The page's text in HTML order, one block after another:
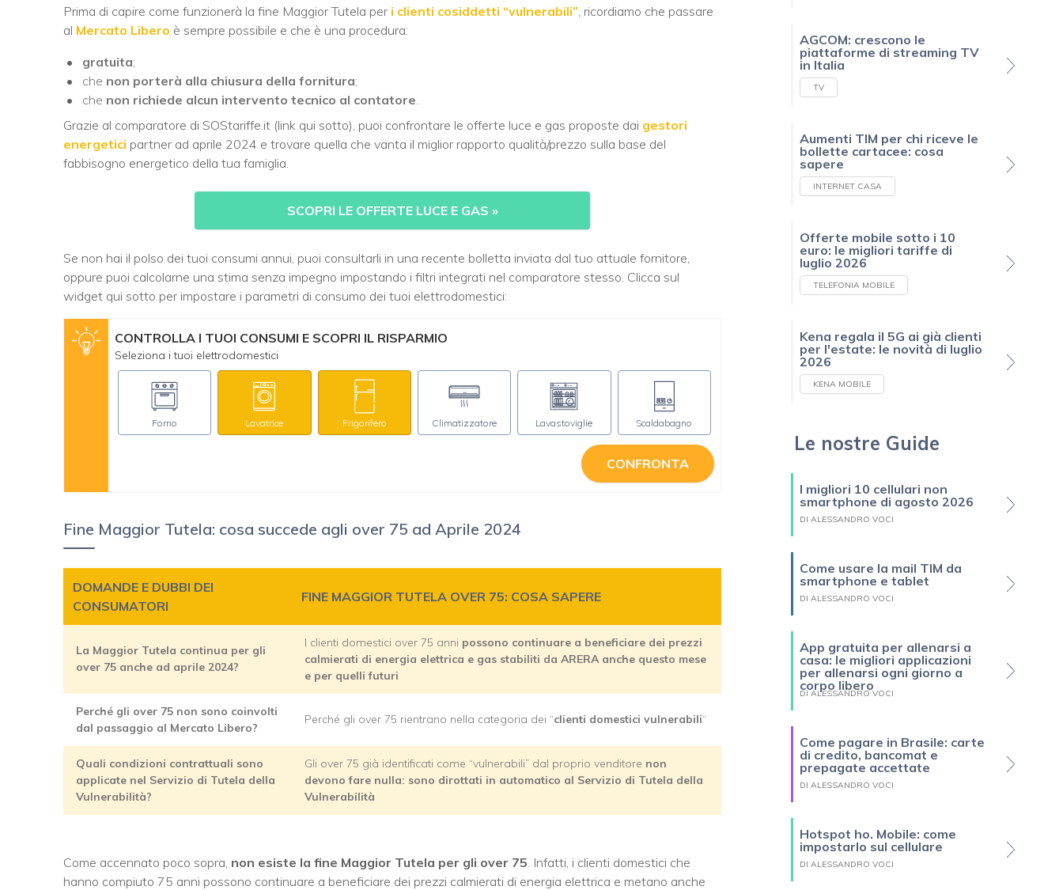
Prima di capire come funzionerà la fine Maggior Tutela per i clienti cosiddetti “vulnerabili”, ricordiamo che passare
al Mercato Libero è sempre possibile e che è una procedura:
gratuita;
che non porterà alla chiusura della fornitura;
che non richiede alcun intervento tecnico al contatore.
Grazie al comparatore di SOStariffe.it (link qui sotto), puoi confrontare le offerte luce e gas proposte dai gestori
energetici partner ad aprile 2024 e trovare quella che vanta il miglior rapporto qualità/prezzo sulla base del
fabbisogno energetico della tua famiglia.
SCOPRI LE OFFERTE LUCE E GAS »
Se non hai il polso dei tuoi consumi annui, puoi consultarli in una recente bolletta inviata dal tuo attuale fornitore,
oppure puoi calcolarne una stima senza impegno impostando i filtri integrati nel comparatore stesso. Clicca sul
widget qui sotto per impostare i parametri di consumo dei tuoi elettrodomestici:
CONTROLLA I TUOI CONSUMI E SCOPRI IL RISPARMIO
Seleziona i tuoi elettrodomestici
Forno Lavatrice Frigorifero Climatizzatore Lavastoviglie Scaldabagno
CONFRONTA
Fine Maggior Tutela: cosa succede agli over 75 ad Aprile 2024
DOMANDE E DUBBI DEI
CONSUMATORI
FINE MAGGIOR TUTELA OVER 75: COSA SAPERE
La Maggior Tutela continua per gli
over 75 anche ad aprile 2024?
I clienti domestici over 75 anni possono continuare a beneficiare dei prezzi
calmierati di energia elettrica e gas stabiliti da ARERA anche questo mese
e per quelli futuri
Perché gli over 75 non sono coinvolti
dal passaggio al Mercato Libero?
Perché gli over 75 rientrano nella categoria dei “clienti domestici vulnerabili“
Quali condizioni contrattuali sono
applicate nel Servizio di Tutela della
Vulnerabilità?
Gli over 75 già identificati come “vulnerabili” dal proprio venditore non
devono fare nulla: sono dirottati in automatico al Servizio di Tutela della
Vulnerabilità
Come accennato poco sopra, non esiste la fine Maggior Tutela per gli over 75 . Infatti, i clienti domestici che
hanno compiuto 75 anni possono continuare a beneficiare dei prezzi calmierati di energia elettrica e metano anche
AGCOM: crescono le
piattaforme di streaming TV
in Italia
TV
Aumenti TIM per chi riceve le
bollette cartacee: cosa
sapere
INTERNET CASA
Offerte mobile sotto i 10
euro: le migliori tariffe di
luglio 2026
TELEFONIA MOBILE
Kena regala il 5G ai già clienti
per l'estate: le novità di luglio
2026
KENA MOBILE
Le nostre Guide
I migliori 10 cellulari non
smartphone di agosto 2026
DI ALESSANDRO VOCI
Come usare la mail TIM da
smartphone e tablet
DI ALESSANDRO VOCI
App gratuita per allenarsi a
casa: le migliori applicazioni
per allenarsi ogni giorno a
corpo libero
DI ALESSANDRO VOCI
Come pagare in Brasile: carte
di credito, bancomat e
prepagate accettate
DI ALESSANDRO VOCI
Hotspot ho. Mobile: come
impostarlo sul cellulare
DI ALESSANDRO VOCI